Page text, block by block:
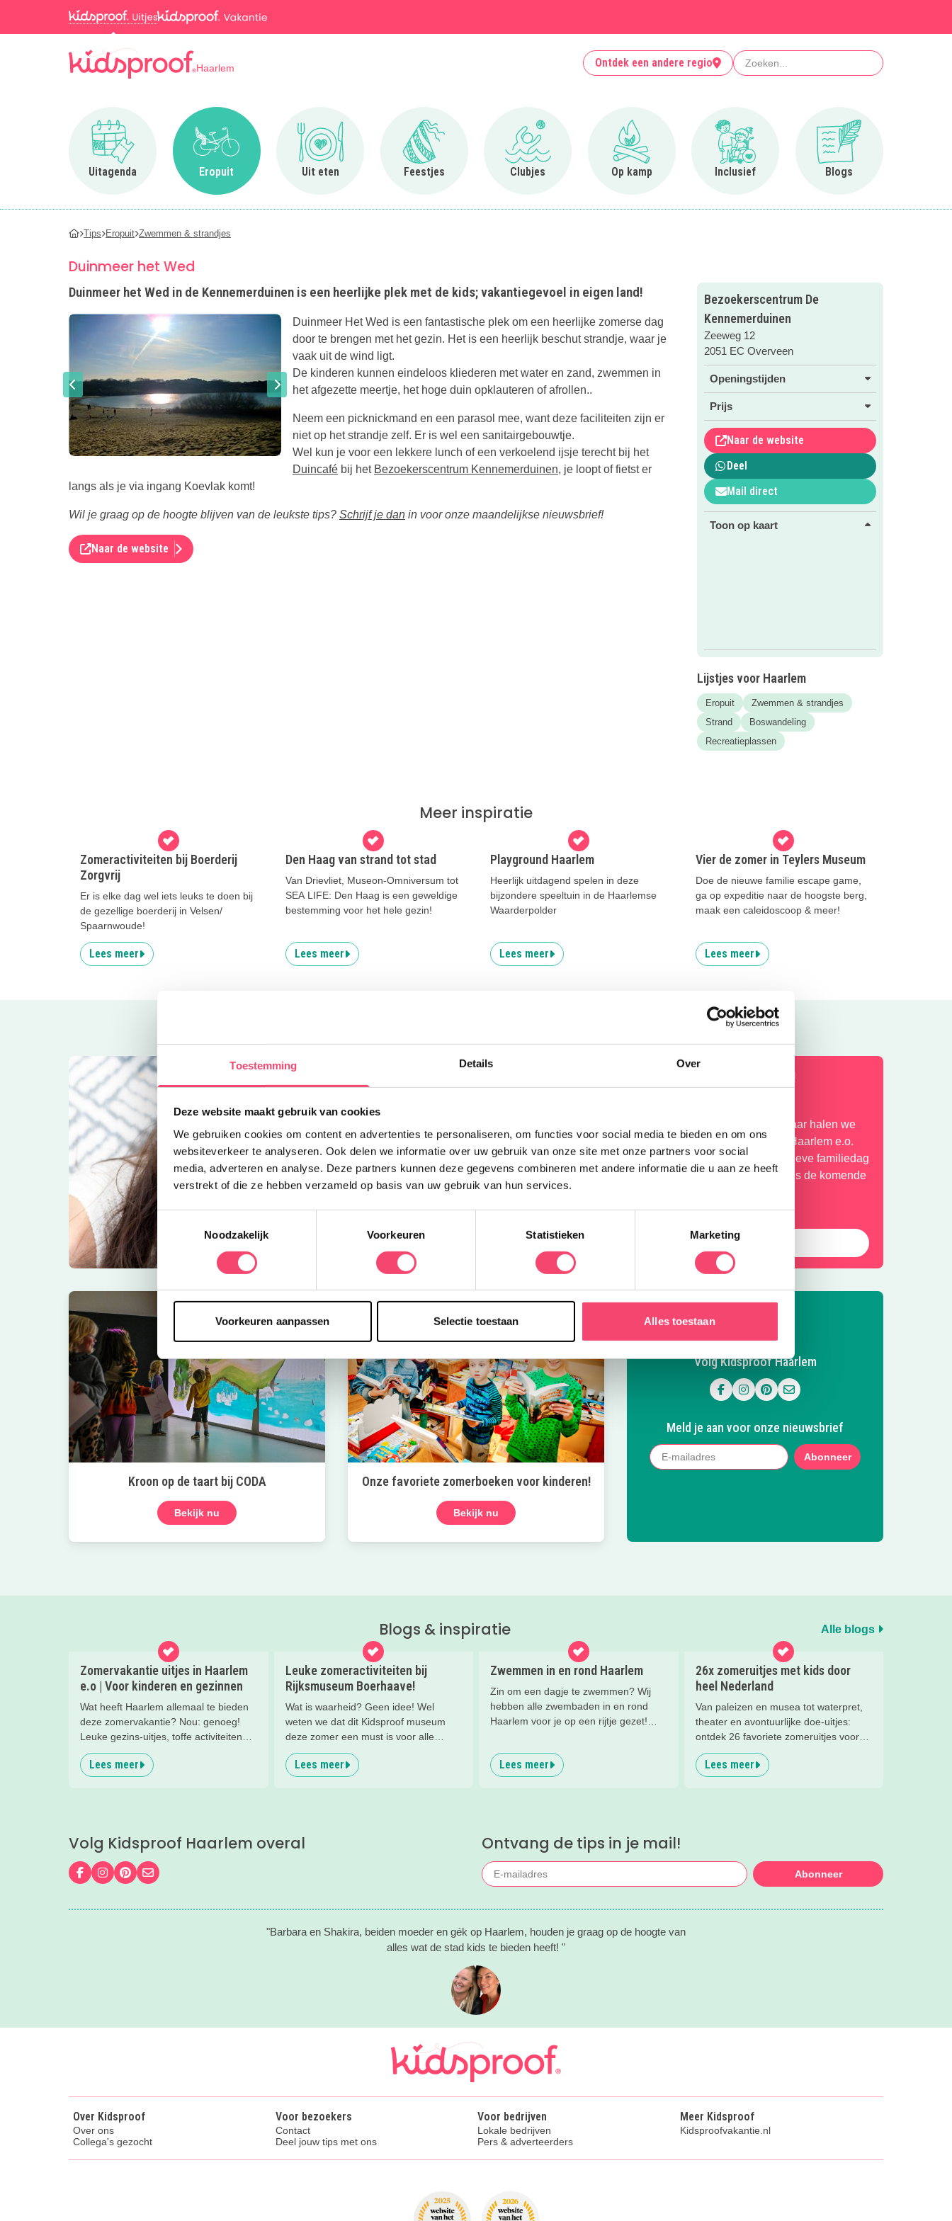
Toestemming Details Over
Deze website maakt gebruik van cookies
We gebruiken cookies om content en advertenties te personaliseren, om functies voor social media te bieden en om ons
websiteverkeer te analyseren. Ook delen we informatie over uw gebruik van onze site met onze partners voor social
media, adverteren en analyse. Deze partners kunnen deze gegevens combineren met andere informatie die u aan ze heeft
verstrekt of die ze hebben verzameld op basis van uw gebruik van hun services.
Noodzakelijk
Voorkeuren Statistieken Marketing
Voorkeuren aanpassen Selectie toestaan Alles toestaan
Haarlem Ontdek een andere regio Zoeken
Uitagenda
Ga naar Uitagenda
Eropuit
Ga naar Eropuit
Uit eten
Ga naar Uit eten
Feestjes
Ga naar Feestjes
Clubjes
Ga naar Clubjes
Op kamp
Ga naar Op kamp
Inclusief
Ga naar Inclusief
Blogs
Ga naar Blogs
Tips Eropuit Zwemmen & strandjes
Duinmeer het Wed
Duinmeer het Wed in de Kennemerduinen is een heerlijke plek met de kids; vakantiegevoel in eigen land!
Duinmeer Het Wed is een fantastische plek om een heerlijke zomerse dag
door te brengen met het gezin. Het is een heerlijk beschut strandje, waar je
vaak uit de wind ligt.
De kinderen kunnen eindeloos kliederen met water en zand, zwemmen in
het afgezette meertje, het hoge duin opklauteren of afrollen..
Neem een picknickmand en een parasol mee, want deze faciliteiten zijn er
niet op het strandje zelf. Er is wel een sanitairgebouwtje.
Wel kun je voor een lekkere lunch of een verkoelend ijsje terecht bij het
Duincafé bij het Bezoekerscentrum Kennemerduinen, je loopt of fietst er
langs als je via ingang Koevlak komt!
Wil je graag op de hoogte blijven van de leukste tips? Schrijf je dan in voor onze maandelijkse nieuwsbrief!
Naar de website
Bezoekerscentrum De
Kennemerduinen
Zeeweg 12
2051 EC Overveen
Openingstijden
Prijs
Naar de website
Deel
Mail direct
Toon op kaart
Lijstjes voor Haarlem
Eropuit
Zwemmen & strandjes
Strand
Boswandeling
Recreatieplassen
Meer inspiratie
Zomeractiviteiten bij Boerderij
Zorgvrij
Er is elke dag wel iets leuks te doen bij
de gezellige boerderij in Velsen/
Spaarnwoude!
Lees meer
Den Haag van strand tot stad
Van Drievliet, Museon-Omniversum tot
SEA LIFE: Den Haag is een geweldige
bestemming voor het hele gezin!
Lees meer
Playground Haarlem
Heerlijk uitdagend spelen in deze
bijzondere speeltuin in de Haarlemse
Waarderpolder
Lees meer
Vier de zomer in Teylers Museum
Doe de nieuwe familie escape game,
ga op expeditie naar de hoogste berg,
maak een caleidoscoop & meer!
Lees meer
Een kidsproof Zomervakantie!
Nog een paar weken vakantie! Daar halen we
nog even alles uit wat er in zit in Haarlem e.o.
Van acrobatiekworkshop tot creatieve familiedag
en meer: lees hier wat er te doen is de komende
Kroon op de taart bij CODA
Bekijk nu
Onze favoriete zomerboeken voor kinderen!
Bekijk nu
Volg Kidsproof Haarlem
Volg ons op Facebook
Volg ons op Instagram
Volg ons op Pinterest
Mail ons
Meld je aan voor onze nieuwsbrief
Abonneer
Blogs & inspiratie Alle blogs
Zomervakantie uitjes in Haarlem
e.o | Voor kinderen en gezinnen
Wat heeft Haarlem allemaal te bieden
deze zomervakantie? Nou: genoeg!
Leuke gezins-uitjes, toffe activiteiten
voor de kids, leuke musea met een
familieprogramma... lees mee en vul
Lees meer
Leuke zomeractiviteiten bij
Rijksmuseum Boerhaave!
Wat is waarheid? Geen idee! Wel
weten we dat dit Kidsproof museum
deze zomer een must is voor alle
nieuwsgierige kids! Met verdraaid
leuke testjes, ongeloofwaardige
Lees meer
Zwemmen in en rond Haarlem
Zin om een dagje te zwemmen? Wij
hebben alle zwembaden in en rond
Haarlem voor je op een rijtje gezet!
en tussen simpele zwembaden en
echte zwemparadijzen.
Lees meer
26x zomeruitjes met kids door
heel Nederland
Van paleizen en musea tot waterpret,
theater en avontuurlijke doe-uitjes:
ontdek 26 favoriete zomeruitjes voor
gezinnen door heel Nederland.
Lees meer
Volg Kidsproof Haarlem overal
Volg ons op Facebook
Volg ons op Instagram
Volg ons op Pinterest
Mail ons
Ontvang de tips in je mail!
Abonneer
"Barbara en Shakira, beiden moeder en gék op Haarlem, houden je graag op de hoogte van
alles wat de stad kids te bieden heeft! "
Over Kidsproof
Over ons
Collega's gezocht
Voor bezoekers
Contact
Deel jouw tips met ons
Voor bedrijven
Lokale bedrijven
Pers & adverteerders
Meer Kidsproof
Kidsproofvakantie.nl